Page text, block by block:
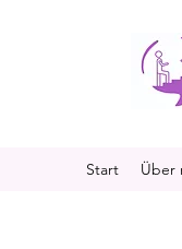
Start Über